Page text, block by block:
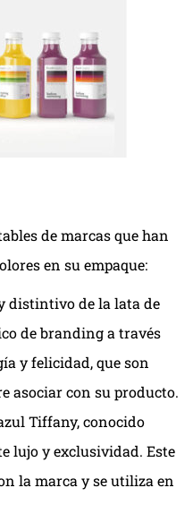
de marcas que han
en su empaque:
distintivo de la lata de
de branding a través
y felicidad, que son
asociar con su producto.
Tiffany, conocido
lujo y exclusividad. Este
la marca y se utiliza en